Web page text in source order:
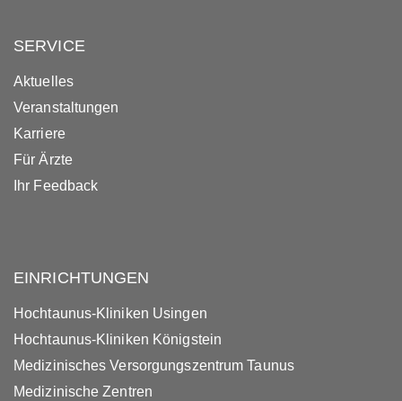
SERVICE
Aktuelles
Veranstaltungen
Karriere
Für Ärzte
Ihr Feedback
EINRICHTUNGEN
Hochtaunus-Kliniken Usingen
Hochtaunus-Kliniken Königstein
Medizinisches Versorgungszentrum Taunus
Medizinische Zentren